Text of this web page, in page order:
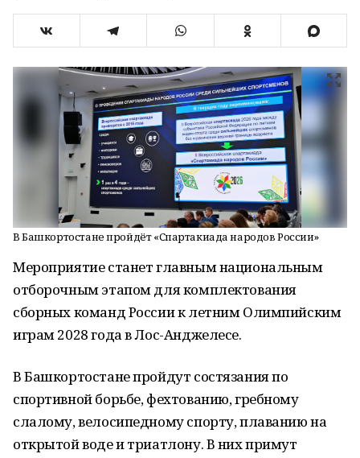
В Башкортостане пройдёт «Спартакиада народов России»
Мероприятие станет главным национальным
отборочным этапом для комплектования
сборных команд России к летним Олимпийским
играм 2028 года в Лос-Анджелесе.
В Башкортостане пройдут состязания по
спортивной борьбе, фехтованию, гребному
слалому, велосипедному спорту, плаванию на
открытой воде и триатлону. В них примут